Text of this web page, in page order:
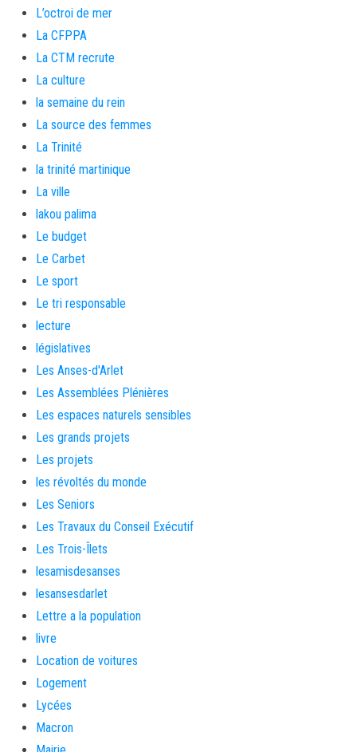
L’octroi de mer
La CFPPA
La CTM recrute
La culture
la semaine du rein
La source des femmes
La Trinité
la trinité martinique
La ville
lakou palima
Le budget
Le Carbet
Le sport
Le tri responsable
lecture
législatives
Les Anses-d'Arlet
Les Assemblées Plénières
Les espaces naturels sensibles
Les grands projets
Les projets
les révoltés du monde
Les Seniors
Les Travaux du Conseil Exécutif
Les Trois-Îlets
lesamisdesanses
lesansesdarlet
Lettre a la population
livre
Location de voitures
Logement
Lycées
Macron